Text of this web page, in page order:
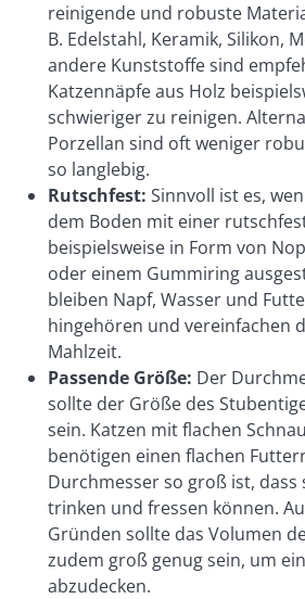
reinigende und robuste
B. Edelstahl, Keramik, Silikon,
andere Kunststoffe sind
Katzennäpfe aus Holz
schwieriger zu reinigen.
Porzellan sind oft weniger
so langlebig.
Rutschfest: Sinnvoll ist es,
dem Boden mit einer
beispielsweise in Form von
oder einem Gummiring
bleiben Napf, Wasser und
hingehören und vereinfachen
Mahlzeit.
Passende Größe: Der
sollte der Größe des
sein. Katzen mit flachen
benötigen einen flachen
Durchmesser so groß ist, dass
trinken und fressen können.
Gründen sollte das Volumen
zudem groß genug sein, um
abzudecken.